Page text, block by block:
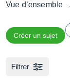
Vue d’ensemble
Créer un sujet
Filtrer